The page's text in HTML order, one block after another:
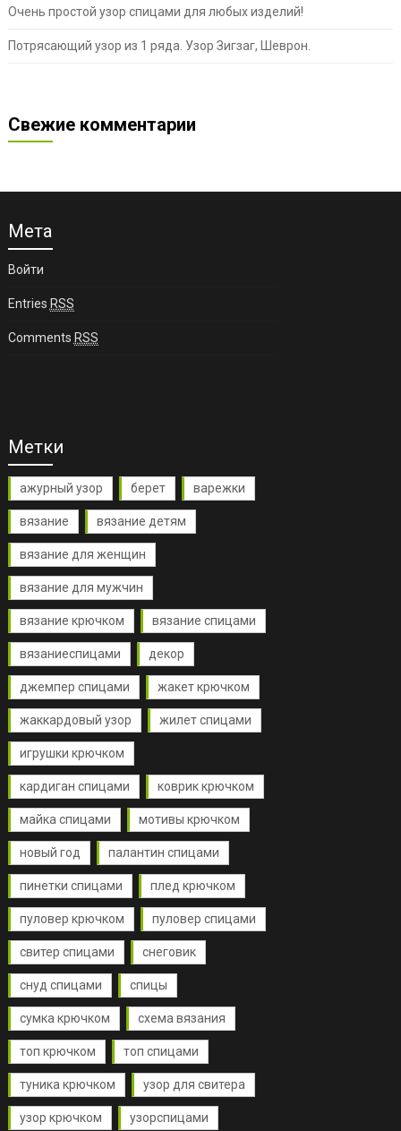
Очень простой узор спицами для любых изделий!
Потрясающий узор из 1 ряда. Узор Зигзаг, Шеврон.
Свежие комментарии
Мета
Войти
Entries RSS
Comments RSS
Метки
ажурный узор берет варежки
вязание вязание детям
вязание для женщин
вязание для мужчин
вязание крючком вязание спицами
вязаниеспицами декор
джемпер спицами жакет крючком
жаккардовый узор жилет спицами
игрушки крючком
кардиган спицами коврик крючком
майка спицами мотивы крючком
новый год палантин спицами
пинетки спицами плед крючком
пуловер крючком пуловер спицами
свитер спицами снеговик
снуд спицами спицы
сумка крючком схема вязания
топ крючком топ спицами
туника крючком узор для свитера
узор крючком узорспицами